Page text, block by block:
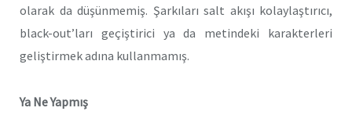
olarak da düşünmemiş. Şarkıları salt akışı kolaylaştırıcı,
black-out’ları geçiştirici ya da metindeki karakterleri
geliştirmek adına kullanmamış.
Ya Ne Yapmış